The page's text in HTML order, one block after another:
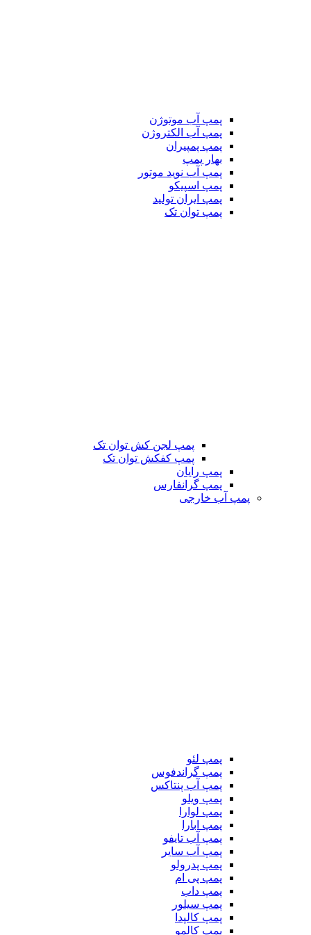
پمپ آب موتوژن
پمپ آب الکتروژن
پمپ پمپیران
بهار پمپ
پمپ آب نوید موتور
پمپ اسپیکو
پمپ ایران تولید
پمپ توان تک
پمپ لجن کش توان تک
پمپ کفکش توان تک
پمپ رایان
پمپ گرانفارس
پمپ آب خارجی
پمپ لئو
پمپ گراندفوس
پمپ آب پنتاکس
پمپ ویلو
پمپ لوارا
پمپ ابارا
پمپ آب تایفو
پمپ آب سایر
پمپ پدرولو
پمپ پی ام
پمپ داب
پمپ سیلور
پمپ کالپدا
پمپ کالمو